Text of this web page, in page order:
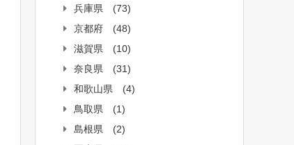
兵庫県
(73)
京都府
(48)
滋賀県
(10)
奈良県
(31)
和歌山県
(4)
鳥取県
(1)
島根県
(2)